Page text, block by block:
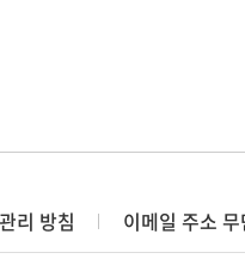
리 방침 이메일 주소